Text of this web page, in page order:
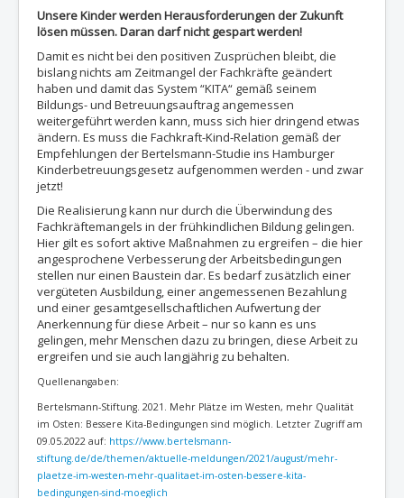
Unsere Kinder werden Herausforderungen der Zukunft
lösen müssen. Daran darf nicht gespart werden!
Damit es nicht bei den positiven Zusprüchen bleibt, die
bislang nichts am Zeitmangel der Fachkräfte geändert
haben und damit das System “KITA“ gemäß seinem
Bildungs- und Betreuungsauftrag angemessen
weitergeführt werden kann, muss sich hier dringend etwas
ändern. Es muss die Fachkraft-Kind-Relation gemäß der
Empfehlungen der Bertelsmann-Studie ins Hamburger
Kinderbetreuungsgesetz aufgenommen werden - und zwar
jetzt!
Die Realisierung kann nur durch die Überwindung des
Fachkräftemangels in der frühkindlichen Bildung gelingen.
Hier gilt es sofort aktive Maßnahmen zu ergreifen – die hier
angesprochene Verbesserung der Arbeitsbedingungen
stellen nur einen Baustein dar. Es bedarf zusätzlich einer
vergüteten Ausbildung, einer angemessenen Bezahlung
und einer gesamtgesellschaftlichen Aufwertung der
Anerkennung für diese Arbeit – nur so kann es uns
gelingen, mehr Menschen dazu zu bringen, diese Arbeit zu
ergreifen und sie auch langjährig zu behalten.
Quellenangaben:
Bertelsmann-Stiftung. 2021. Mehr Plätze im Westen, mehr Qualität
im Osten: Bessere Kita-Bedingungen sind möglich. Letzter Zugriff am
09.05.2022 auf: https://www.bertelsmann-
stiftung.de/de/themen/aktuelle-meldungen/2021/august/mehr-
plaetze-im-westen-mehr-qualitaet-im-osten-bessere-kita-
bedingungen-sind-moeglich